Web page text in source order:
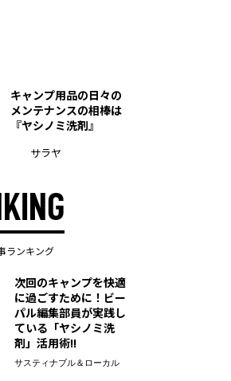
キャンプ用品の日々の
メンテナンスの相棒は
『ヤシノミ洗剤』
サラヤ
ランキング
次回のキャンプを快適
に過ごすために！ビー
パル編集部員が実践し
ている「ヤシノミ洗
剤」活用術!!
サスティナブル＆ローカル